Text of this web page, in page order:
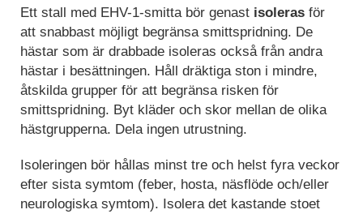
Ett stall med EHV-1-smitta bör genast isoleras för
att snabbast möjligt begränsa smittspridning. De
hästar som är drabbade isoleras också från andra
hästar i besättningen. Håll dräktiga ston i mindre,
åtskilda grupper för att begränsa risken för
smittspridning. Byt kläder och skor mellan de olika
hästgrupperna. Dela ingen utrustning.
Isoleringen bör hållas minst tre och helst fyra veckor
efter sista symtom (feber, hosta, näsflöde och/eller
neurologiska symtom). Isolera det kastande stoet